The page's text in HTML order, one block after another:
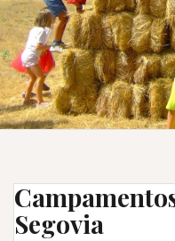
Segovia